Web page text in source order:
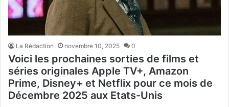
La Rédaction novembre 10, 2025 0
Voici les prochaines sorties de films et
séries originales Apple TV+, Amazon
Prime, Disney+ et Netflix pour ce mois de
Décembre 2025 aux Etats-Unis